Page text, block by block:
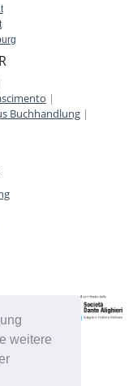
weitere
|
Buchhandlung|